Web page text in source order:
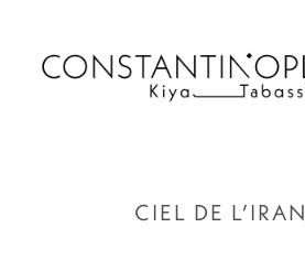
CIEL DE L’IRAN